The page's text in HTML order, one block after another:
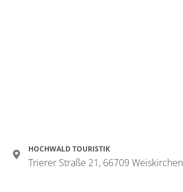
HOCHWALD TOURISTIK
Trierer Straße 21, 66709 Weiskirchen